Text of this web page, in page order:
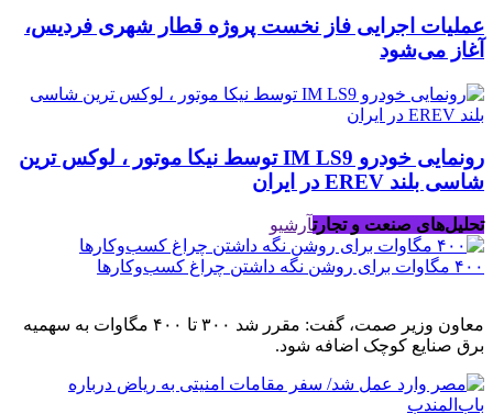
عملیات اجرایی فاز نخست پروژه قطار شهری فردیس،
آغاز می‌شود
رونمایی خودرو IM LS9 توسط نیکا موتور ، لوکس ترین
شاسی بلند EREV در ایران
تحلیل‌های صنعت و تجارتآرشیو
۴۰۰ مگاوات برای روشن نگه داشتن چراغ کسب‌وکار‌ها
معاون وزیر صمت، گفت: مقرر شد ۳۰۰ تا ۴۰۰ مگاوات به سهمیه
برق صنایع کوچک اضافه شود.